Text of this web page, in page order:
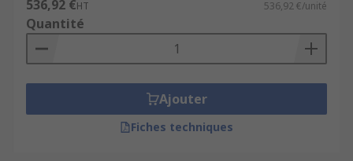
536,92 €HT 536,92 €/unité
Quantité
Ajouter
Fiches techniques